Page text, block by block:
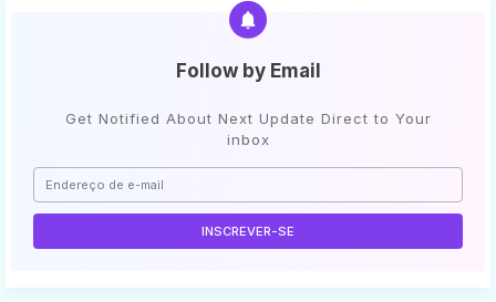
Follow by Email
Get Notified About Next Update Direct to Your
inbox